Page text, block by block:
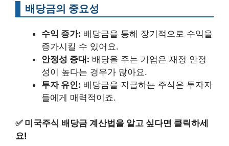
배당금의 중요성
수익 증가: 배당금을 통해 장기적으로 수익을
증가시킬 수 있어요.
안정성 증대: 배당을 주는 기업은 재정 안정
성이 높다는 경우가 많아요.
투자 유인: 배당금을 지급하는 주식은 투자자
들에게 매력적이죠.
✅ 미국주식 배당금 계산법을 알고 싶다면 클릭하세
요!